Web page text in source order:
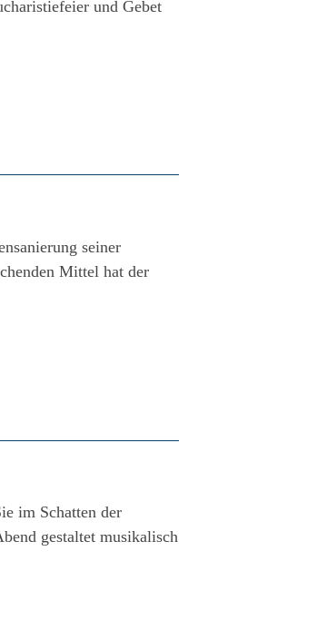
und Gebet
seiner
Mittel hat der
im Schatten der
gestaltet musikalisch